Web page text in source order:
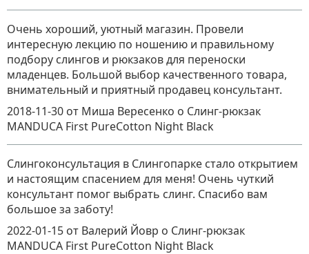
Очень хороший, уютный магазин. Провели
интересную лекцию по ношению и правильному
подбору слингов и рюкзаков для переноски
младенцев. Большой выбор качественного товара,
внимательный и приятный продавец консультант.
2018-11-30 от Миша Вересенко о Слинг-рюкзак
MANDUCA First PureCotton Night Black
Слингоконсультация в Слингопарке стало открытием
и настоящим спасением для меня! Очень чуткий
консультант помог выбрать слинг. Спасибо вам
большое за заботу!
2022-01-15 от Валерий Йовр о Слинг-рюкзак
MANDUCA First PureCotton Night Black